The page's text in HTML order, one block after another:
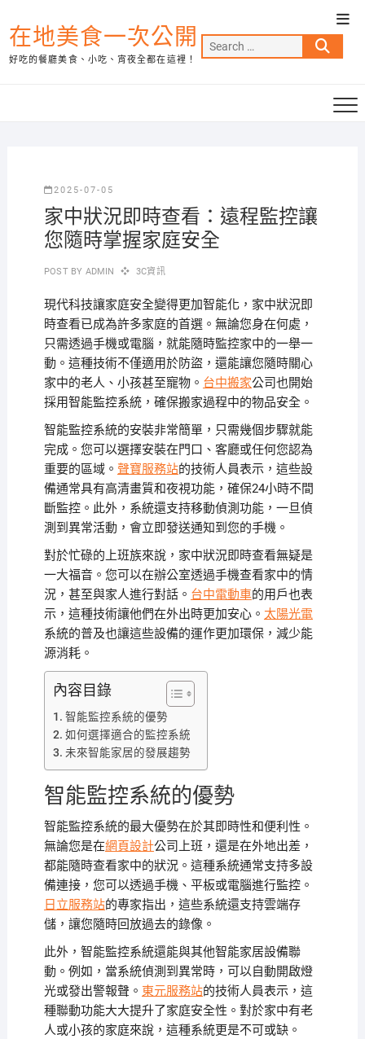
to
content
在地美食一次公開
好吃的餐廳美食、小吃、宵夜全都在這裡！
Search
…
2025-07-05
家中狀況即時查看：遠程監控讓
您隨時掌握家庭安全
POST BY ADMIN 3C資訊
現代科技讓家庭安全變得更加智能化，家中狀況即
時查看已成為許多家庭的首選。無論您身在何處，
只需透過手機或電腦，就能隨時監控家中的一舉一
動。這種技術不僅適用於防盜，還能讓您隨時關心
家中的老人、小孩甚至寵物。 台中搬家公司也開始
採用智能監控系統，確保搬家過程中的物品安全。
智能監控系統的安裝非常簡單，只需幾個步驟就能
完成。您可以選擇安裝在門口、客廳或任何您認為
重要的區域。 聲寶服務站的技術人員表示，這些設
備通常具有高清畫質和夜視功能，確保24小時不間
斷監控。此外，系統還支持移動偵測功能，一旦偵
測到異常活動，會立即發送通知到您的手機。
對於忙碌的上班族來說，家中狀況即時查看無疑是
一大福音。您可以在辦公室透過手機查看家中的情
況，甚至與家人進行對話。 台中電動車的用戶也表
示，這種技術讓他們在外出時更加安心。 太陽光電
系統的普及也讓這些設備的運作更加環保，減少能
源消耗。
內容目錄
智能監控系統的優勢
如何選擇適合的監控系統
未來智能家居的發展趨勢
智能監控系統的優勢
智能監控系統的最大優勢在於其即時性和便利性。
無論您是在網頁設計公司上班，還是在外地出差，
都能隨時查看家中的狀況。這種系統通常支持多設
備連接，您可以透過手機、平板或電腦進行監控。
日立服務站的專家指出，這些系統還支持雲端存
儲，讓您隨時回放過去的錄像。
此外，智能監控系統還能與其他智能家居設備聯
動。例如，當系統偵測到異常時，可以自動開啟燈
光或發出警報聲。 東元服務站的技術人員表示，這
種聯動功能大大提升了家庭安全性。對於家中有老
人或小孩的家庭來說，這種系統更是不可或缺。